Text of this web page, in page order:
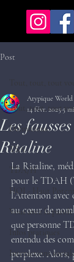
Post
Tout, tout, tout
Définitions
TSA
TDA/H
HQI - Haut
Vous avez la
Infos pratiques
Interactions
Tout, tout, tout
Les
Ritaline
Atypique World
14 févr. 20255
La Ritaline,
pour le TDAH
l’Attention avec
au cœur de
que personne
entendu des
perplexe. Alors,